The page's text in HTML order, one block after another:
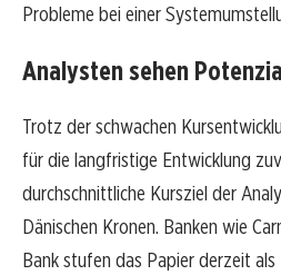
Probleme bei einer
Analysten sehen
Trotz der schwachen
für die langfristige Entwicklung
durchschnittliche Kursziel der
Dänischen Kronen. Banken wie
Bank stufen das Papier derzeit